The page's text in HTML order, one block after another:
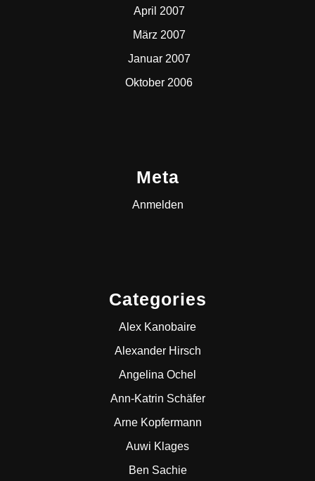
April 2007
März 2007
Januar 2007
Oktober 2006
Meta
Anmelden
Categories
Alex Kanobaire
Alexander Hirsch
Angelina Ochel
Ann-Katrin Schäfer
Arne Kopfermann
Auwi Klages
Ben Sachie